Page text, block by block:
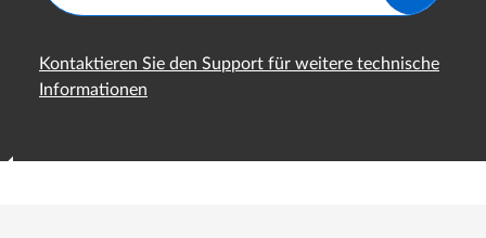
Kontaktieren Sie den Support für weitere technische
Informationen